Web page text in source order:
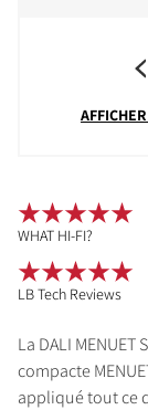
La DALI
compacte
appliqué tout ce
WHAT HI-FI?
LB Tech Reviews